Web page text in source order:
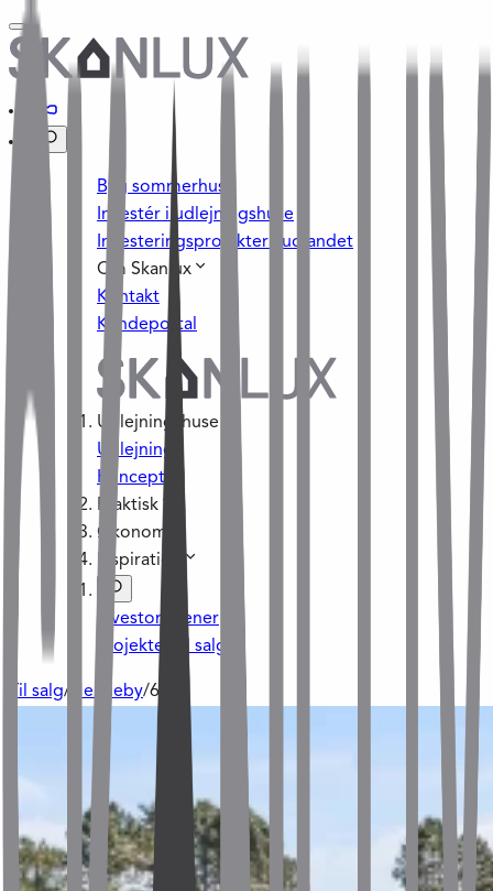
Byg sommerhus
Investér i udlejningshuse
Investeringsprojekter i udlandet
Om Skanlux
Kontakt
Kundeportal
Udlejningshuse
Udlejning
Konceptet
Praktisk
Økonomi
Inspiration
Investoraftener
Projekter til salg
Til salg/ Henneby/66